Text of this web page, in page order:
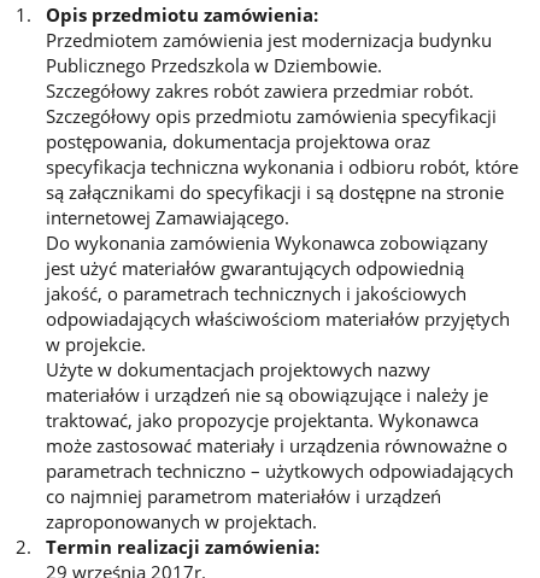
Opis przedmiotu zamówienia:
Przedmiotem zamówienia jest modernizacja budynku
Publicznego Przedszkola w Dziembowie.
Szczegółowy zakres robót zawiera przedmiar robót.
Szczegółowy opis przedmiotu zamówienia specyfikacji
postępowania, dokumentacja projektowa oraz
specyfikacja techniczna wykonania i odbioru robót, które
są załącznikami do specyfikacji i są dostępne na stronie
internetowej Zamawiającego.
Do wykonania zamówienia Wykonawca zobowiązany
jest użyć materiałów gwarantujących odpowiednią
jakość, o parametrach technicznych i jakościowych
odpowiadających właściwościom materiałów przyjętych
w projekcie.
Użyte w dokumentacjach projektowych nazwy
materiałów i urządzeń nie są obowiązujące i należy je
traktować, jako propozycje projektanta. Wykonawca
może zastosować materiały i urządzenia równoważne o
parametrach techniczno – użytkowych odpowiadających
co najmniej parametrom materiałów i urządzeń
zaproponowanych w projektach.
Termin realizacji zamówienia:
29 września 2017r.